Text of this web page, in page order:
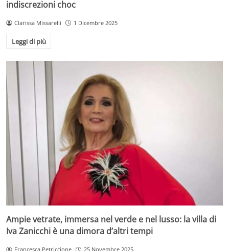
indiscrezioni choc
Clarissa Missarelli 1 Dicembre 2025
Leggi di più
Ampie vetrate, immersa nel verde e nel lusso: la villa di
Iva Zanicchi è una dimora d’altri tempi
Francesca Petriccione 25 Novembre 2025